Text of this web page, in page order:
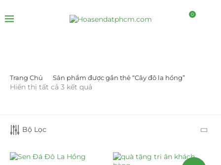
0
LỌC BỞI GIÁ
Trang Chủ Sản phẩm được gắn thẻ “Cây đô la hồng”
Hiển thị tất cả 3 kết quả
Bộ Lọc